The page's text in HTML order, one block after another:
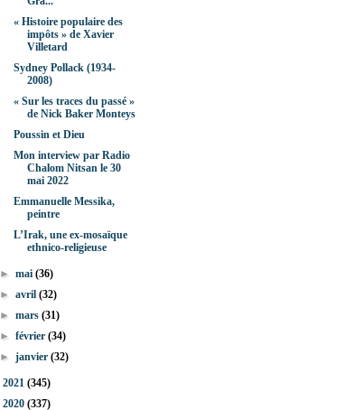
« Histoire populaire des
impôts » de Xavier
Villetard
Sydney Pollack (1934-
2008)
« Sur les traces du passé »
de Nick Baker Monteys
Poussin et Dieu
Mon interview par Radio
Chalom Nitsan le 30
mai 2022
Emmanuelle Messika,
peintre
L’Irak, une ex-mosaïque
ethnico-religieuse
►mai(36)
►avril(32)
►mars(31)
►février(34)
►janvier(32)
2021 (345)
2020 (337)